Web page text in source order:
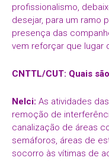
profissionalismo,
desejar, para um ramo
presença das
vem reforçar que lugar
CNTTL/CUT: Quais
Nelci: As atividades
remoção de
canalização de áreas
semáforos, áreas de
socorro às vítimas de